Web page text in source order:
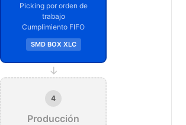
Picking por orden de
trabajo
Cumplimiento FIFO
SMD BOX XLC
→
4
Producción